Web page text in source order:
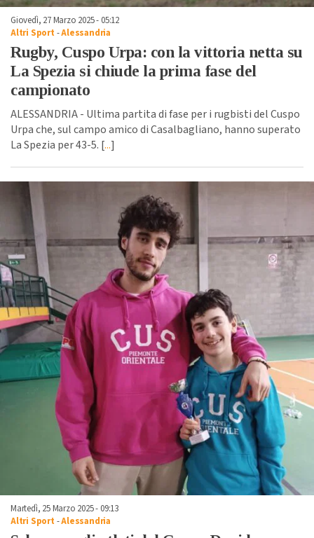
Giovedì, 27 Marzo 2025 - 05:12
Altri Sport -Alessandria
Rugby, Cuspo Urpa: con la vittoria netta su
La Spezia si chiude la prima fase del
campionato
ALESSANDRIA - Ultima partita di fase per i rugbisti del Cuspo
Urpa che, sul campo amico di Casalbagliano, hanno superato
La Spezia per 43-5. [...]
Martedì, 25 Marzo 2025 - 09:13
Altri Sport -Alessandria